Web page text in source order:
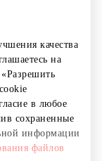
качества
на
в любое
сохраненные
информации
файлов
актуальные
кеды,
вас со
о чём давно